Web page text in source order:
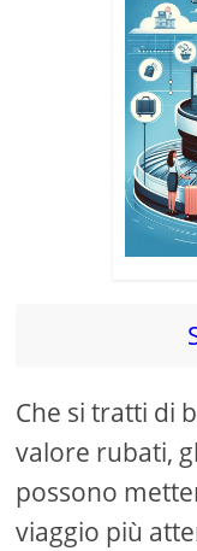
Che si tratti di
valore rubati,
possono
viaggio più